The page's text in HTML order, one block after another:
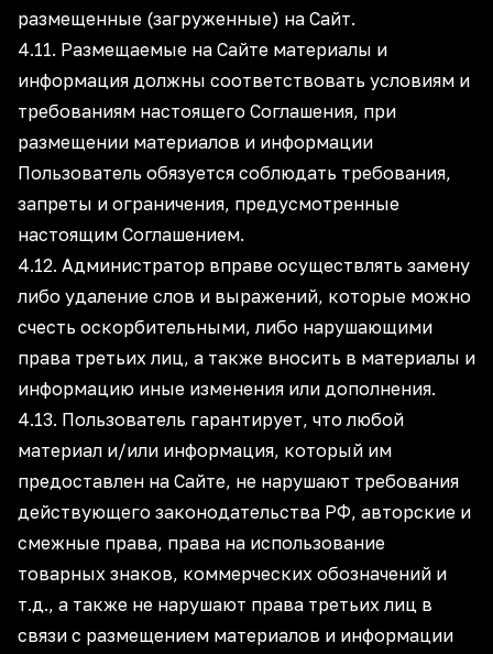
размещенные (загруженные) на Сайт.
4.11. Размещаемые на Сайте материалы и
информация должны соответствовать условиям и
требованиям настоящего Соглашения, при
размещении материалов и информации
Пользователь обязуется соблюдать требования,
запреты и ограничения, предусмотренные
настоящим Соглашением.
4.12. Администратор вправе осуществлять замену
либо удаление слов и выражений, которые можно
счесть оскорбительными, либо нарушающими
права третьих лиц, а также вносить в материалы и
информацию иные изменения или дополнения.
4.13. Пользователь гарантирует, что любой
материал и/или информация, который им
предоставлен на Сайте, не нарушают требования
действующего законодательства РФ, авторские и
смежные права, права на использование
товарных знаков, коммерческих обозначений и
т.д., а также не нарушают права третьих лиц в
связи с размещением материалов и информации